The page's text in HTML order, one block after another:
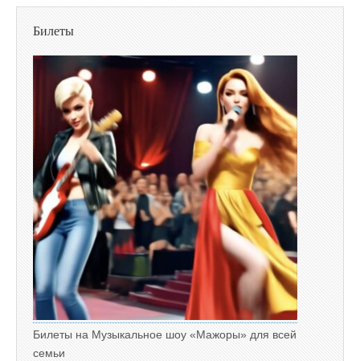
Билеты
Билеты на Музыкальное шоу «Мажоры» для всей
семьи